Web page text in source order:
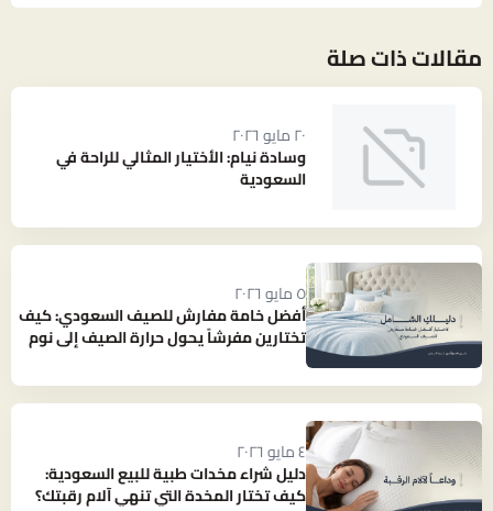
مقالات ذات صلة
٢٠ مايو ٢٠٢٦
وسادة نيام: الأختيار المثالي للراحة في
السعودية
٥ مايو ٢٠٢٦
أفضل خامة مفارش للصيف السعودي: كيف
تختارين مفرشاً يحول حرارة الصيف إلى نوم
٤ مايو ٢٠٢٦
دليل شراء مخدات طبية للبيع السعودية:
كيف تختار المخدة التي تنهي آلام رقبتك؟